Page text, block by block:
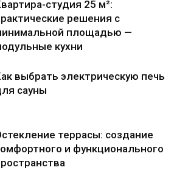
студия 25 м²:
решения с
площадью —
кухни
выбрать электрическую печь
сауны
террасы: создание
и функционального